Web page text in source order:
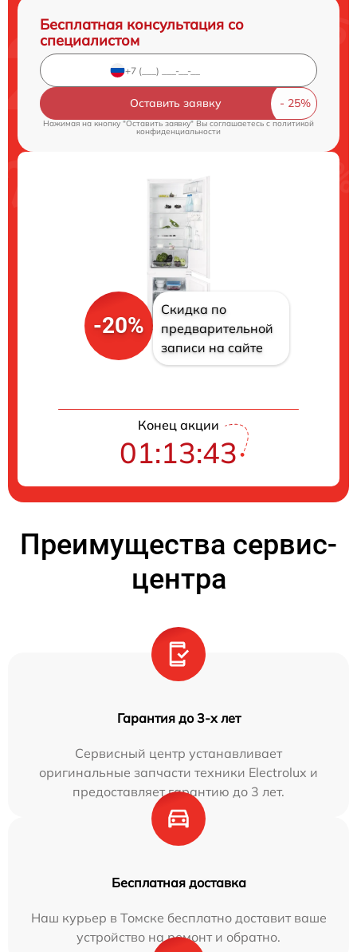
Бесплатная консультация со
специалистом
Оставить заявку
Нажимая на кнопку "Оставить заявку" Вы соглашаетесь cполитикой
конфиденциальности
-20%
Скидка по
предварительной
записи на сайте
Конец акции
01:13:42
Преимущества сервис-
центра
Гарантия до 3-х лет
Сервисный центр устанавливает
оригинальные запчасти техники Electrolux и
предоставляет гарантию до 3 лет.
Бесплатная доставка
Наш курьер в Томске бесплатно доставит ваше
устройство на ремонт и обратно.